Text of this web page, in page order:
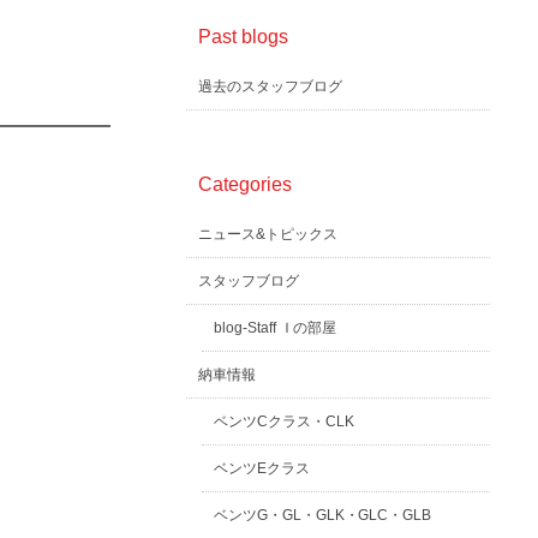
Past blogs
過去のスタッフブログ
Categories
ニュース&トピックス
スタッフブログ
blog-Staff Ｉの部屋
納車情報
ベンツCクラス・CLK
ベンツEクラス
ベンツG・GL・GLK・GLC・GLB